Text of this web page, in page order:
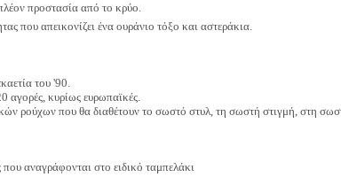
προστασία από το κρύο.
που απεικονίζει ένα ουράνιο τόξο και αστεράκια.
του '90.
αγορές, κυρίως ευρωπαϊκές.
ρούχων που θα διαθέτουν το σωστό στυλ, τη σωστή στιγμή, στη
αναγράφονται στο ειδικό ταμπελάκι